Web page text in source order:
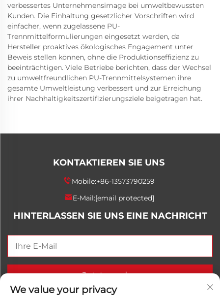
verbessertes Unternehmensimage bei umweltbewussten
Kunden. Die Einhaltung gesetzlicher Vorschriften wird
einfacher, wenn zugelassene PU-
Trennmittelformulierungen eingesetzt werden, da
Hersteller proaktives ökologisches Engagement unter
Beweis stellen können, ohne die Produktionseffizienz zu
beeinträchtigen. Viele Betriebe berichten, dass der Wechsel
zu umweltfreundlichen PU-Trennmittelsystemen ihre
gesamte Umweltleistung verbessert und zur Erreichung
ihrer Nachhaltigkeitszertifizierungsziele beigetragen hat.
KONTAKTIEREN SIE UNS
Mobile:+86-13573790259
E-Mail:[email protected]
HINTERLASSEN SIE UNS EINE NACHRICHT
Jetzt senden
We value your privacy